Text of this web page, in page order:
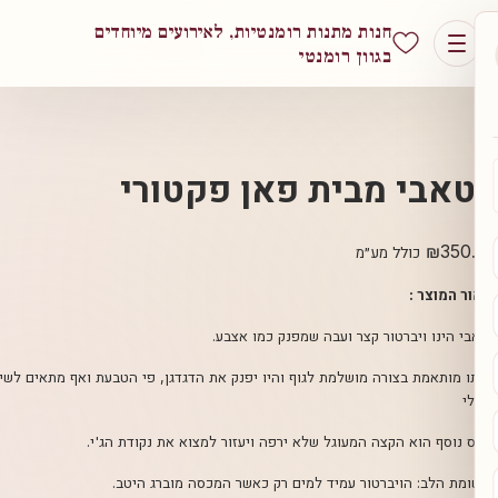
חנות מתנות רומנטיות, לאירועים מיוחדים
בגוון רומנטי
מבית פאן פקטורי
כולל מע״מ
:
ויברטור קצר ועבה שמפנק כמו אצבע.
בצורה מושלמת לגוף והיו יפנק את הדגדגן, פי הטבעת ואף מתאים לשימוש
הוא הקצה המעוגל שלא ירפה ויעזור למצוא את נקודת הג'י.
הויברטור עמיד למים רק כאשר המכסה מוברג היטב.